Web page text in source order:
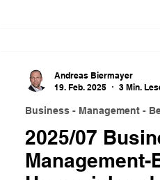
2025/07
Business - Management -
Andreas Biermayer
19. Feb. 2025
3 Min.